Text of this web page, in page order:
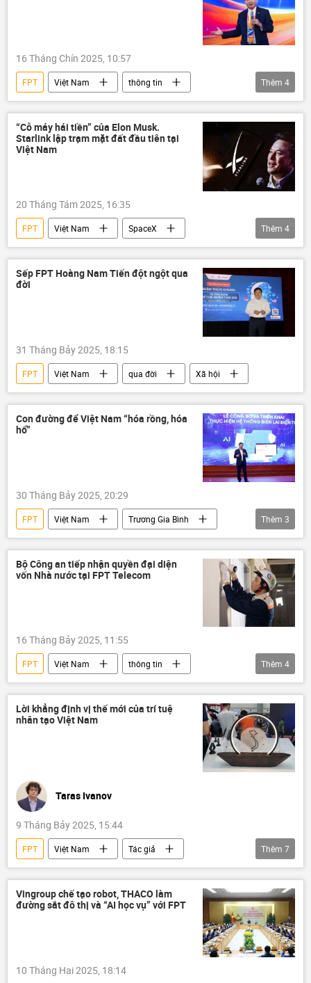
16 Tháng Chín 2025, 10:57
FPT Việt Nam
thông tin
công nghệ
Khoa học và công nghệ
tài sản
hợp tác
Thêm 4
“Cỗ máy hái tiền” của Elon Musk.
Starlink lập trạm mặt đất đầu tiên tại
Việt Nam
20 Tháng Tám 2025, 16:35
FPT Việt Nam
SpaceX
Thành phố Hồ Chí Minh
Internet
vệ tinh
Đông Nam Á
Thêm 4
Sếp FPT Hoàng Nam Tiến đột ngột qua
đời
31 Tháng Bảy 2025, 18:15
FPT Việt Nam qua đời Xã hội
Con đường để Việt Nam “hóa rồng, hóa
hổ”
30 Tháng Bảy 2025, 20:29
FPT Việt Nam
Trương Gia Bình
Kinh tế
AI chuyên gia
Thêm 3
Bộ Công an tiếp nhận quyền đại diện
vốn Nhà nước tại FPT Telecom
16 Tháng Bảy 2025, 11:55
FPT Việt Nam
thông tin
Bộ Công an Việt Nam
vốn
Ủy ban Quản lý vốn nhà nước
doanh nghiệp
Thêm 4
Lời khẳng định vị thế mới của trí tuệ
nhân tạo Việt Nam
Taras Ivanov
9 Tháng Bảy 2025, 15:44
FPT Việt Nam
Tác giả
Quan điểm-Ý kiến
công nghệ
Khoa học và công nghệ
giáo dục
AI
trí tuệ nhân tạo doanh nghiệp
Thêm 7
Vingroup chế tạo robot, THACO làm
đường sắt đô thị và “AI học vụ” với FPT
10 Tháng Hai 2025, 18:14